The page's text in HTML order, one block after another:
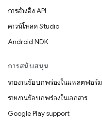
การอ้างอิง API
ดาวน์โหลด Studio
Android NDK
การสนับสนุน
รายงานข้อบกพร่องในแพลตฟอร์ม
รายงานข้อบกพร่องในเอกสาร
Google Play support